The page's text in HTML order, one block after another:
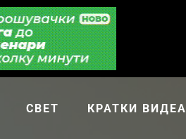
СВЕТ КРАТКИ ВИДЕА